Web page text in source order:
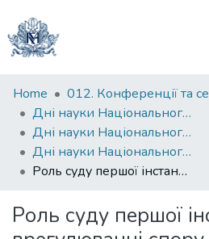
Communities
&
Collections
All of DSpace
Statistics
Home
Дні науки Національного університету "Києво-Могилянська академія"
Дні науки Національного університету "Києво-Могилянська академія" на факультеті правничих наук
Дні науки Національного університету "Києво-Могилянська академія" на факультеті правничих наук. 2017
Роль суду першої інстанції у врегулюванні спору між сторонами
Роль суду першої